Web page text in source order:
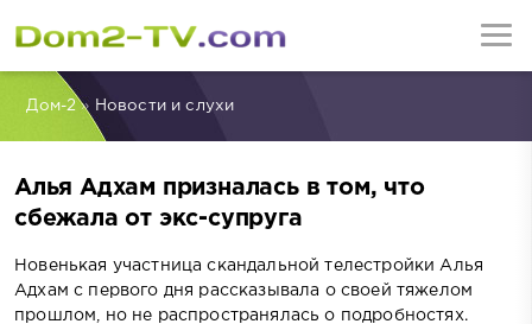
Дом-2» Новости и слухи
Алья Адхам призналась в том, что
сбежала от экс-супруга
Новенькая участница скандальной телестройки Алья
Адхам с первого дня рассказывала о своей тяжелом
прошлом, но не распространялась о подробностях.